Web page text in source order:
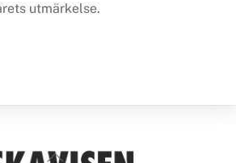
utmärkelse.
Back